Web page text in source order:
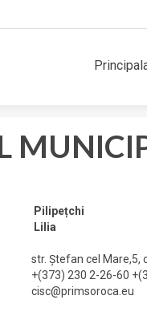
Pilipețchi
Lilia
str. Ştefan cel Mare,5,
+(373) 230 2-26-60
cisc@primsoroca.eu